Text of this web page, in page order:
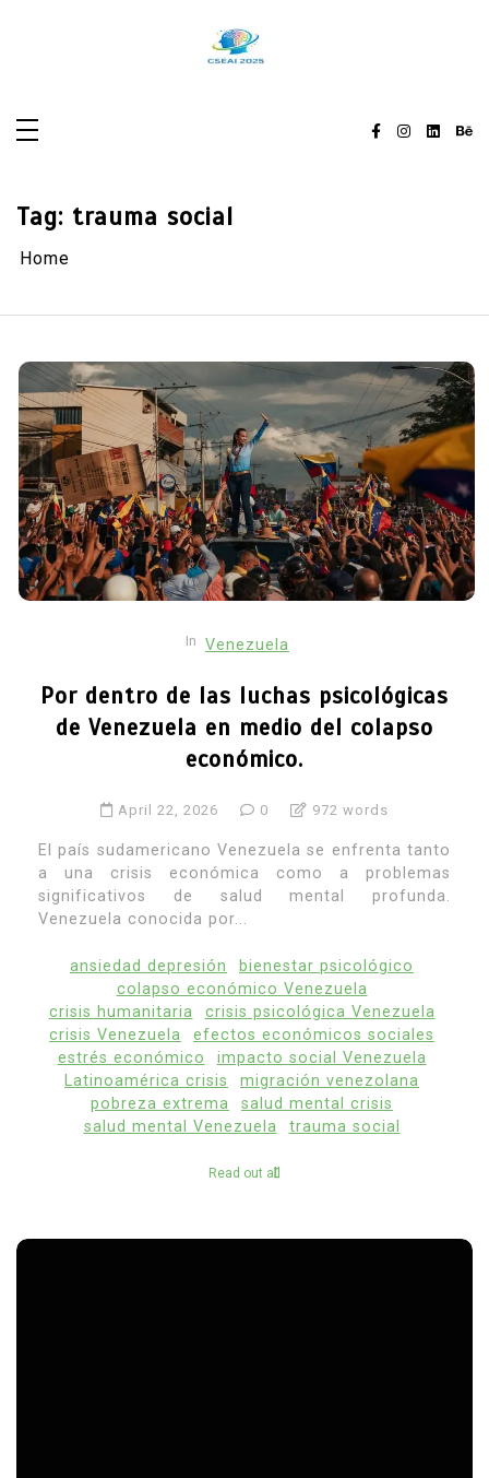
Tag: trauma social
Home
In Venezuela
Por dentro de las luchas psicológicas
de Venezuela en medio del colapso
económico.
April 22, 2026 0 972 words
El país sudamericano Venezuela se enfrenta tanto
a una crisis económica como a problemas
significativos de salud mental profunda.
Venezuela conocida por...
ansiedad depresión
bienestar psicológico
colapso económico Venezuela
crisis humanitaria
crisis psicológica Venezuela
crisis Venezuela
efectos económicos sociales
estrés económico
impacto social Venezuela
Latinoamérica crisis
migración venezolana
pobreza extrema
salud mental crisis
salud mental Venezuela
trauma social
Read out all